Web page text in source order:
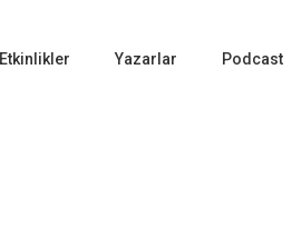
Etkinlikler Yazarlar Podcast